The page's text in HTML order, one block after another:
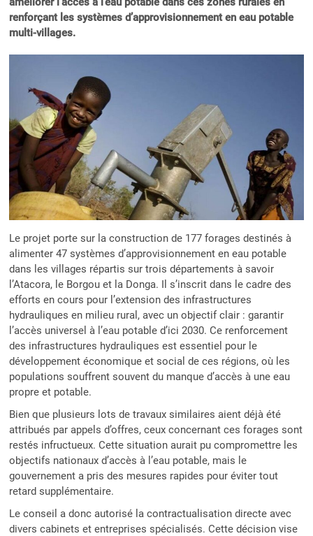
renforçant les systèmes d’approvisionnement en eau potable
multi-villages.
Le projet porte sur la construction de 177 forages destinés à
alimenter 47 systèmes d’approvisionnement en eau potable
dans les villages répartis sur trois départements à savoir
l’Atacora, le Borgou et la Donga. Il s’inscrit dans le cadre des
efforts en cours pour l’extension des infrastructures
hydrauliques en milieu rural, avec un objectif clair : garantir
l’accès universel à l’eau potable d’ici 2030. Ce renforcement
des infrastructures hydrauliques est essentiel pour le
développement économique et social de ces régions, où les
populations souffrent souvent du manque d’accès à une eau
propre et potable.
Bien que plusieurs lots de travaux similaires aient déjà été
attribués par appels d’offres, ceux concernant ces forages sont
restés infructueux. Cette situation aurait pu compromettre les
objectifs nationaux d’accès à l’eau potable, mais le
gouvernement a pris des mesures rapides pour éviter tout
retard supplémentaire.
Le conseil a donc autorisé la contractualisation directe avec
divers cabinets et entreprises spécialisés. Cette décision vise